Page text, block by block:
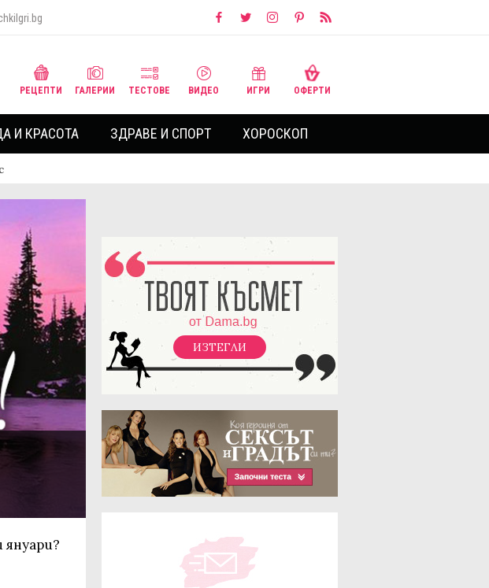
РЕЦЕПТИ ГАЛЕРИИ ТЕСТОВЕ ВИДЕО ИГРИ ОФЕРТИ
И КРАСОТА ЗДРАВЕ И СПОРТ ХОРОСКОП
ИЗТЕГЛИ